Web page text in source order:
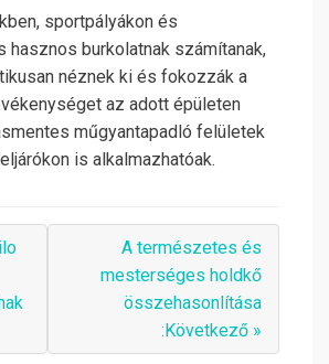
sportpályákon és
hasznos burkolatnak számítanak,
néznek ki és fokozzák a
az adott épületen
műgyantapadló felületek
is alkalmazhatóak.
A természetes és
mesterséges holdkő
összehasonlítása
:Következő »